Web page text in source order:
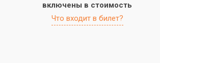
включены в стоимость
Что входит в билет?